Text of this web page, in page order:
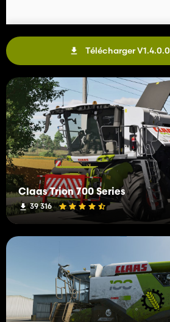
Télécharger V1.4.0.0
Claas Trion 700 Series
39 316